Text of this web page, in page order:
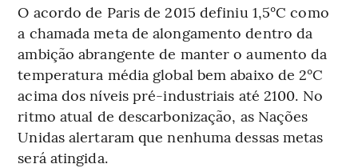
O acordo de Paris de 2015 definiu 1,5°C como
a chamada meta de alongamento dentro da
ambição abrangente de manter o aumento da
temperatura média global bem abaixo de 2°C
acima dos níveis pré-industriais até 2100. No
ritmo atual de descarbonização, as Nações
Unidas alertaram que nenhuma dessas metas
será atingida.